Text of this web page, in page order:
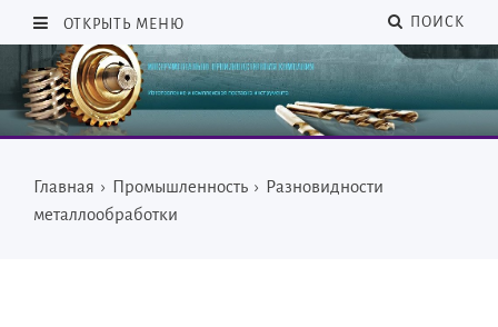
ОТКРЫТЬ МЕНЮ ПОИСК
Главная › Промышленность › Разновидности
металлообработки